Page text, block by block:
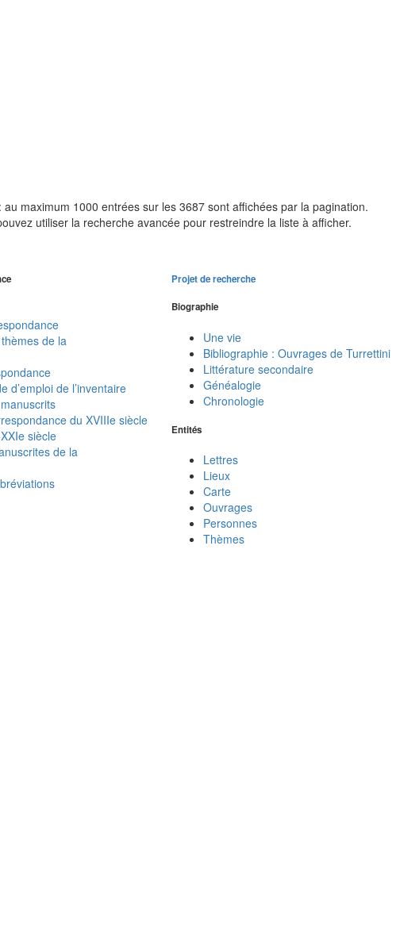
au maximum 1000 entrées sur les 3687 sont affichées par la pagination.
utiliser la recherche avancée pour restreindre la liste à afficher.
de la
d’emploi de l’inventaire
du XVIIIe siècle
siècle
de la
Projet de recherche
Biographie
Une vie
Bibliographie : Ouvrages de Turrettini
Littérature secondaire
Généalogie
Chronologie
Entités
Lettres
Lieux
Carte
Ouvrages
Personnes
Thèmes